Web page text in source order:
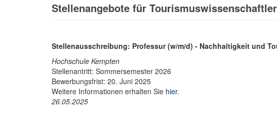
Stellenangebote für
Stellenausschreibung: Professur (w/m/d) - Nachhaltigkeit und
Hochschule Kempten
Stellenantritt: Sommersemester 2026
Bewerbungsfrist: 20. Juni 2025
Weitere Informationen erhalten Sie hier.
26.05.2025